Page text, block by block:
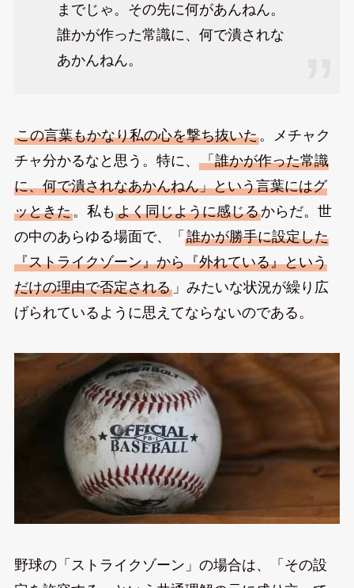
までじゃ。その先に何があんねん。
誰かが作った常識に、何で潰されな
あかんねん。
この言葉もかなり私の心を撃ち抜いた。メチャク
チャ分かるなと思う。特に、 「誰かが作った常識
に、何で潰されなあかんねん」という言葉にはグ
ッときた。私もよく同じように感じるからだ。世
の中のあらゆる場面で、「 誰かが勝手に設定した
『ストライクゾーン』から『外れている』という
だけの理由で否定される」みたいな状況が繰り広
げられているように思えてならないのである。
野球の「ストライクゾーン」の場合は、「その設